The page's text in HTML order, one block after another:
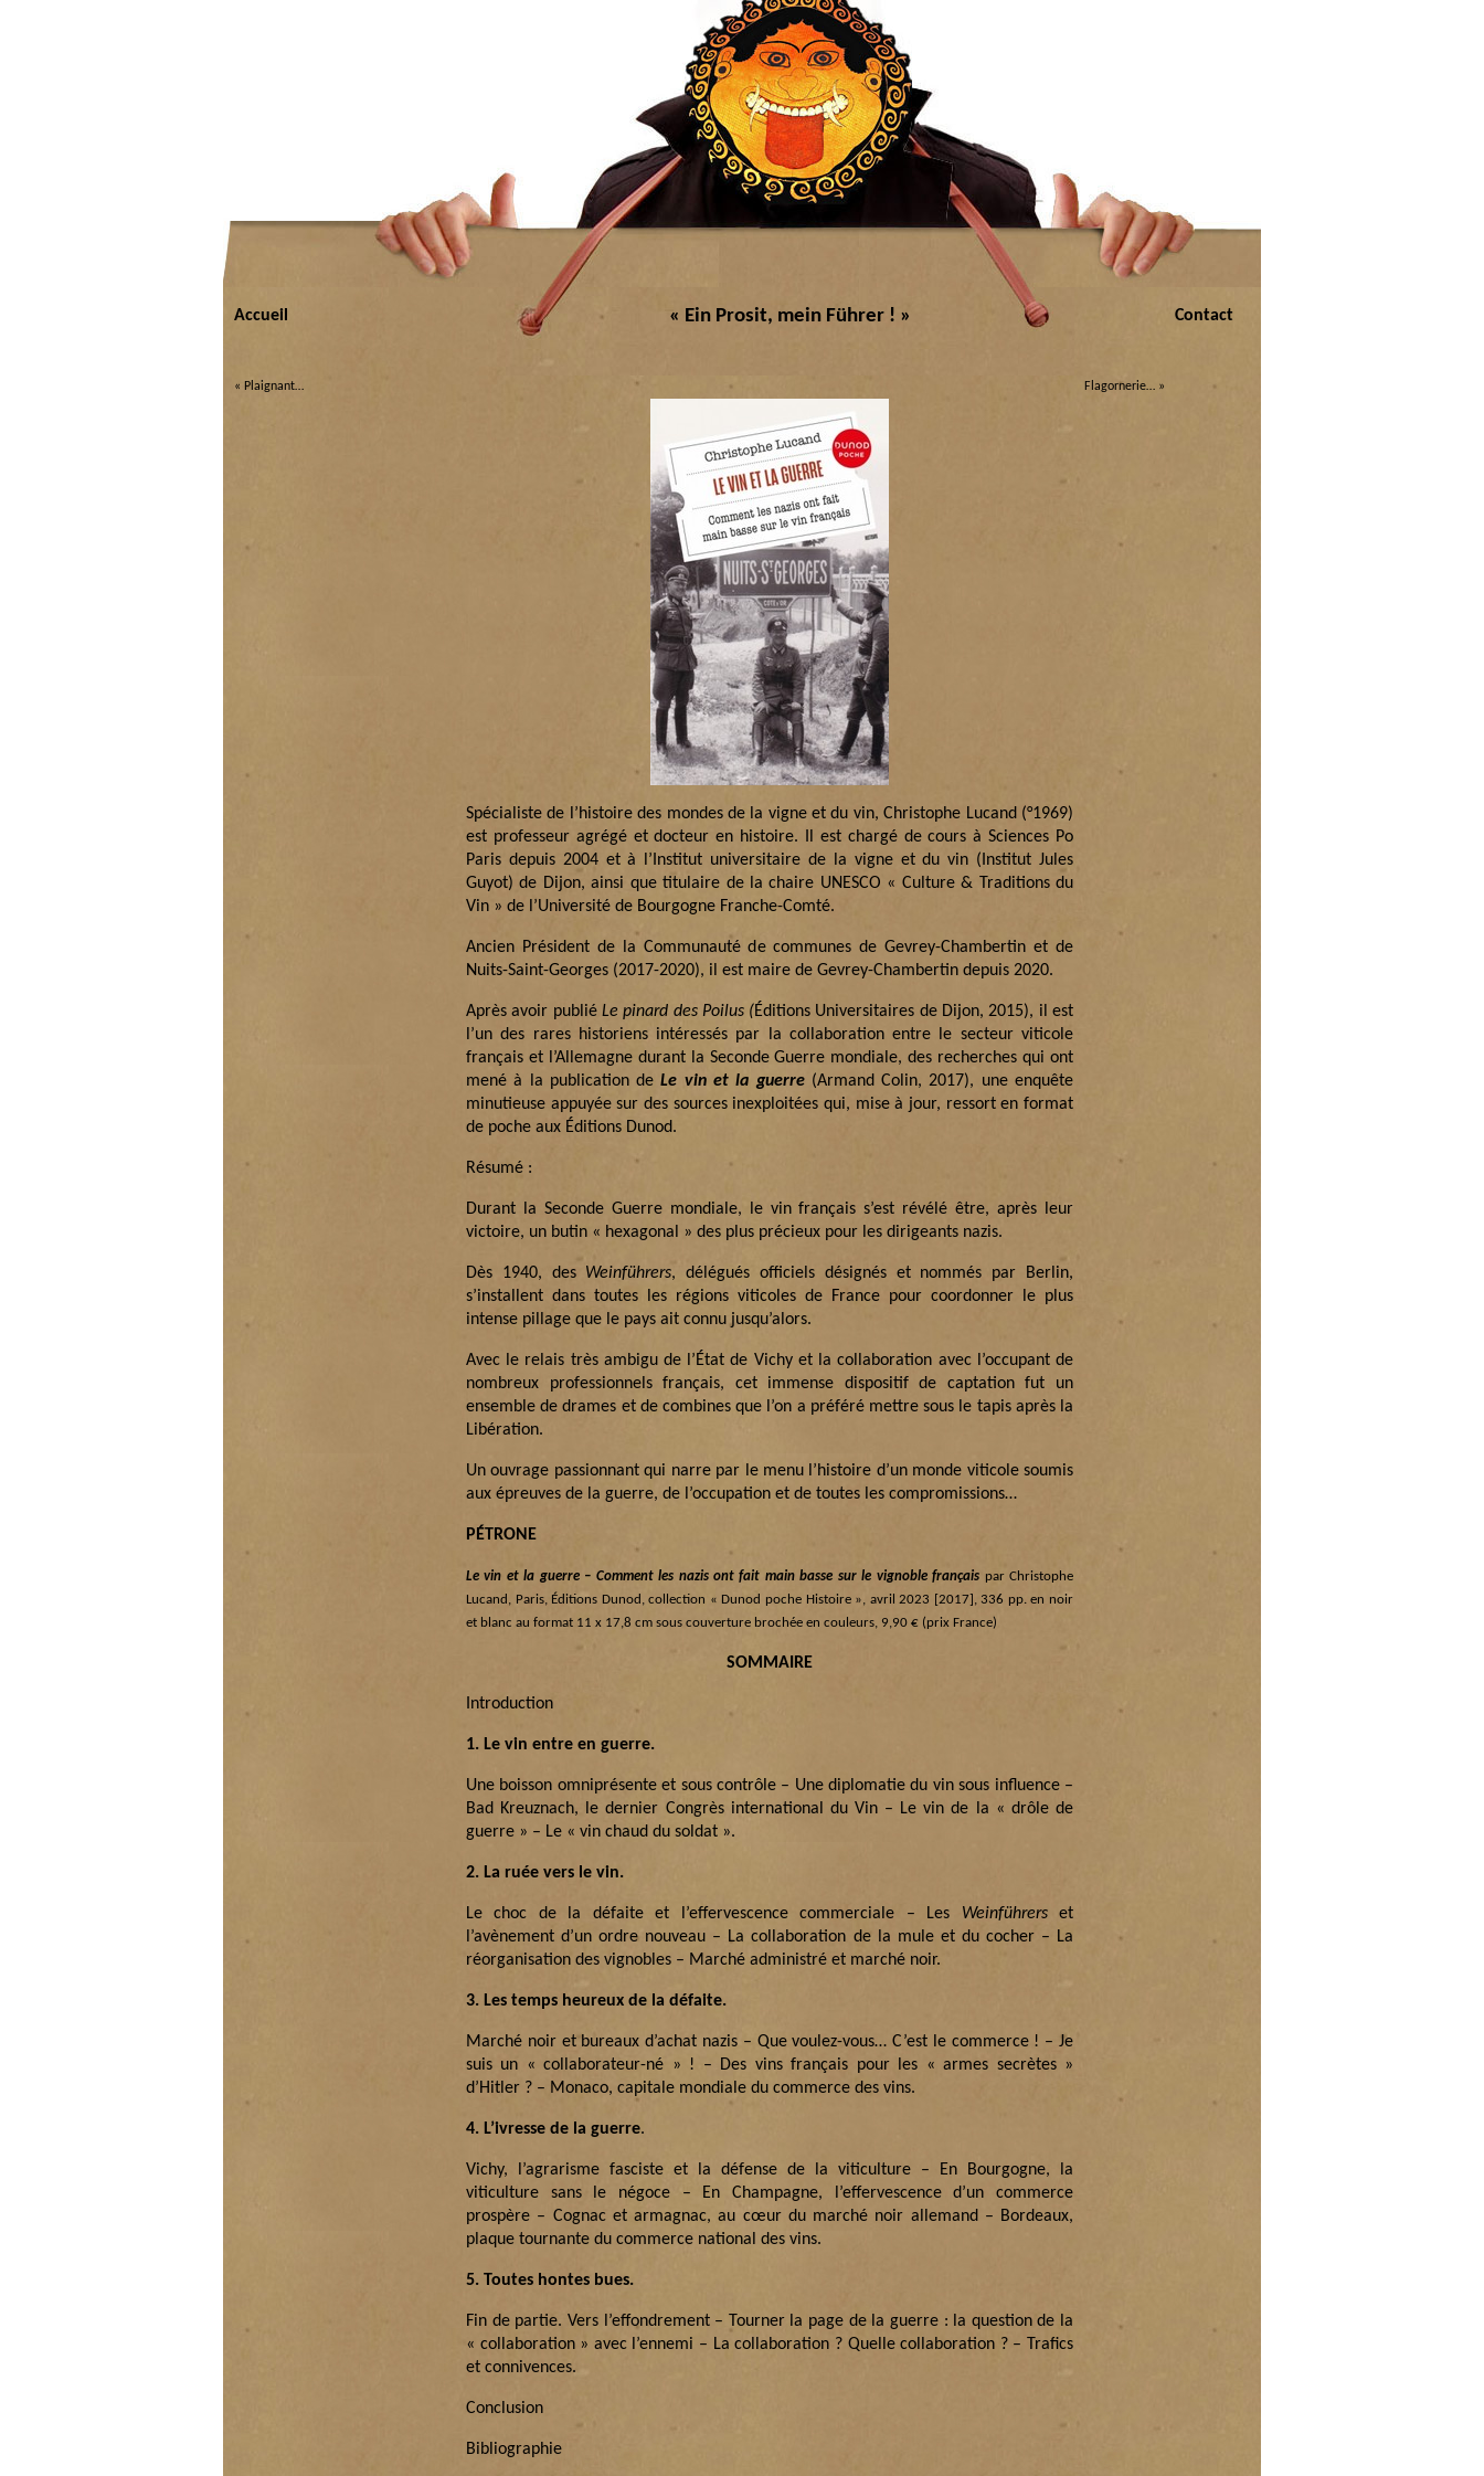
Accueil « Ein Prosit, mein Führer ! » Contact
« Plaignant… Flagornerie… »
Spécialiste de l’histoire des mondes de la vigne et du vin, Christophe Lucand (°1969)
est professeur agrégé et docteur en histoire. Il est chargé de cours à Sciences Po
Paris depuis 2004 et à l’Institut universitaire de la vigne et du vin (Institut Jules
Guyot) de Dijon, ainsi que titulaire de la chaire UNESCO « Culture & Traditions du
Vin » de l’Université de Bourgogne Franche-Comté.
Ancien Président de la Communauté de communes de Gevrey-Chambertin et de
Nuits-Saint-Georges (2017-2020), il est maire de Gevrey-Chambertin depuis 2020.
Après avoir publié Le pinard des Poilus (Éditions Universitaires de Dijon, 2015), il est
l’un des rares historiens intéressés par la collaboration entre le secteur viticole
français et l’Allemagne durant la Seconde Guerre mondiale, des recherches qui ont
mené à la publication deLe vin et la guerre(Armand Colin, 2017), une enquête
minutieuse appuyée sur des sources inexploitées qui, mise à jour, ressort en format
de poche aux Éditions Dunod.
Résumé :
Durant la Seconde Guerre mondiale, le vin français s’est révélé être, après leur
victoire, un butin « hexagonal » des plus précieux pour les dirigeants nazis.
Dès 1940, des Weinführers, délégués officiels désignés et nommés par Berlin,
s’installent dans toutes les régions viticoles de France pour coordonner le plus
intense pillage que le pays ait connu jusqu’alors.
Avec le relais très ambigu de l’État de Vichy et la collaboration avec l’occupant de
nombreux professionnels français, cet immense dispositif de captation fut un
ensemble de drames et de combines que l’on a préféré mettre sous le tapis après la
Libération.
Un ouvrage passionnant qui narre par le menu l’histoire d’un monde viticole soumis
aux épreuves de la guerre, de l’occupation et de toutes les compromissions…
PÉTRONE
Le vin et la guerre – Comment les nazis ont fait main basse sur le vignoble français par Christophe
Lucand, Paris, Éditions Dunod, collection « Dunod poche Histoire », avril 2023 [2017], 336 pp. en noir
et blanc au format 11 x 17,8 cm sous couverture brochée en couleurs, 9,90 € (prix France)
SOMMAIRE
Introduction
1. Le vin entre en guerre.
Une boisson omniprésente et sous contrôle – Une diplomatie du vin sous influence –
Bad Kreuznach, le dernier Congrès international du Vin – Le vin de la « drôle de
guerre » – Le « vin chaud du soldat ».
2. La ruée vers le vin.
Le choc de la défaite et l’effervescence commerciale – Les Weinführerset
l’avènement d’un ordre nouveau – La collaboration de la mule et du cocher – La
réorganisation des vignobles – Marché administré et marché noir.
3. Les temps heureux de la défaite.
Marché noir et bureaux d’achat nazis – Que voulez-vous… C’est le commerce ! – Je
suis un « collaborateur-né » ! – Des vins français pour les « armes secrètes »
d’Hitler ? – Monaco, capitale mondiale du commerce des vins.
4. L’ivresse de la guerre.
Vichy, l’agrarisme fasciste et la défense de la viticulture – En Bourgogne, la
viticulture sans le négoce – En Champagne, l’effervescence d’un commerce
prospère – Cognac et armagnac, au cœur du marché noir allemand – Bordeaux,
plaque tournante du commerce national des vins.
5. Toutes hontes bues.
Fin de partie. Vers l’effondrement – Tourner la page de la guerre : la question de la
« collaboration » avec l’ennemi – La collaboration ? Quelle collaboration ? – Trafics
et connivences.
Conclusion
Bibliographie